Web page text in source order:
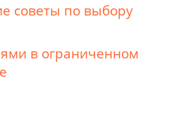
советы по выбору
в ограниченном